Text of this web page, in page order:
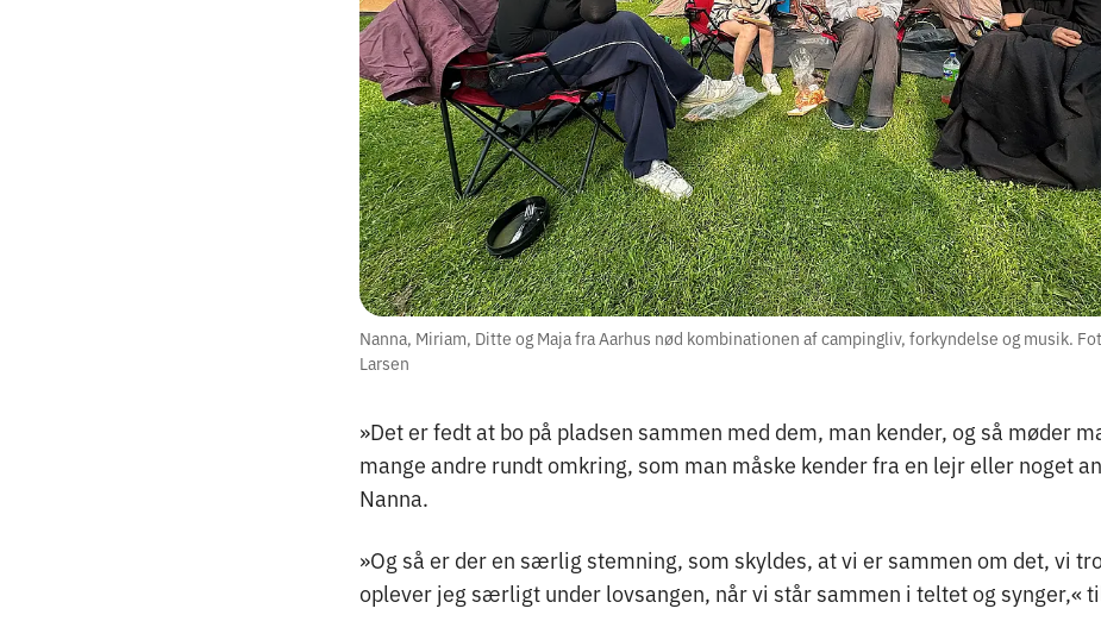
Nanna, Miriam, Ditte og Maja fra Aarhus nød kombinationen af campingliv, forkyndelse og musik.
Larsen
»Det er fedt at bo på pladsen sammen med dem, man kender, og så møder
mange andre rundt omkring, som man måske kender fra en lejr eller noget
Nanna.
»Og så er der en særlig stemning, som skyldes, at vi er sammen om det, vi
oplever jeg særligt under lovsangen, når vi står sammen i teltet og synger,«